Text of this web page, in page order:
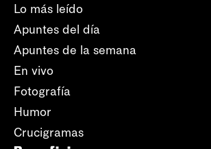
Lo más leído
Apuntes del día
Apuntes de la semana
En vivo
Fotografía
Humor
Crucigramas